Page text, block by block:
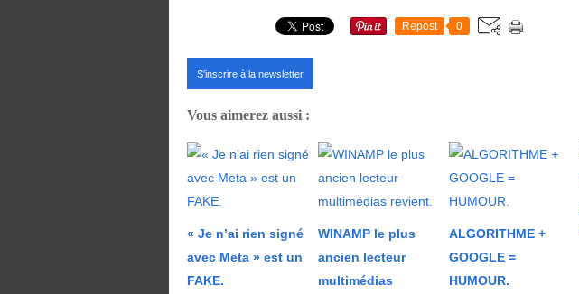
Repost 0
S'inscrire à la newsletter
Vous aimerez aussi :
« Je n’ai rien signé
avec Meta » est un
FAKE.
WINAMP le plus
ancien lecteur
multimédias
ALGORITHME +
GOOGLE =
HUMOUR.